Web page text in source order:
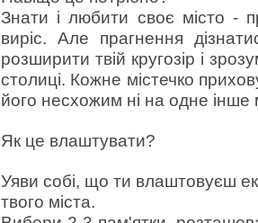
Знати і любити своє місто -
виріс. Але прагнення
розширити твій кругозір і
столиці. Кожне містечко
його несхожим ні на одне інше
Як це влаштувати?
Уяви собі, що ти влаштовуєш
твого міста.